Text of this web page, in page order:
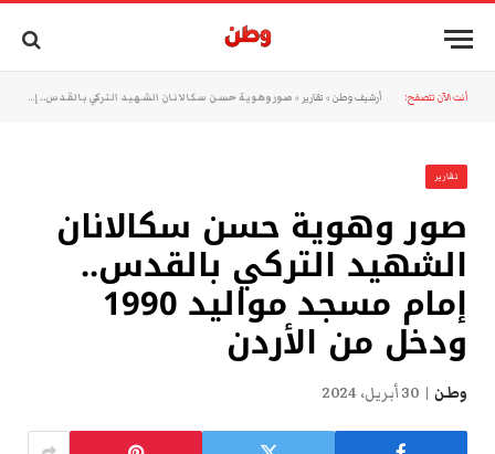
أنت الآن تتصفح: أرشيف وطن » تقارير » صور وهوية حسن سكالانان الشهيد التركي بالقدس.. إمام مسجد مواليد 1990 ودخل من الأردن
تقارير
صور وهوية حسن سكالانان
الشهيد التركي بالقدس..
إمام مسجد مواليد 1990
ودخل من الأردن
وطن 30 أبريل، 2024